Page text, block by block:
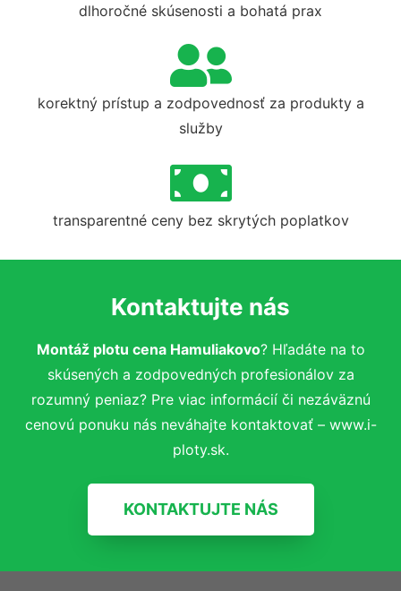
dlhoročné skúsenosti a bohatá prax
korektný prístup a zodpovednosť za produkty a
služby
transparentné ceny bez skrytých poplatkov
Kontaktujte nás
Montáž plotu cena Hamuliakovo? Hľadáte na to
skúsených a zodpovedných profesionálov za
rozumný peniaz? Pre viac informácií či nezáväznú
cenovú ponuku nás neváhajte kontaktovať – www.i-
ploty.sk.
KONTAKTUJTE NÁS